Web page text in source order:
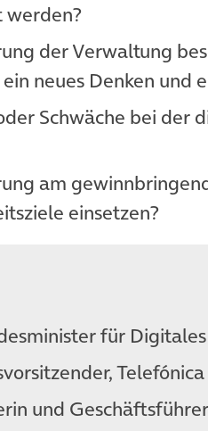
der Verwaltung
neues Denken und
Schwäche bei der
am
einsetzen?
für
und